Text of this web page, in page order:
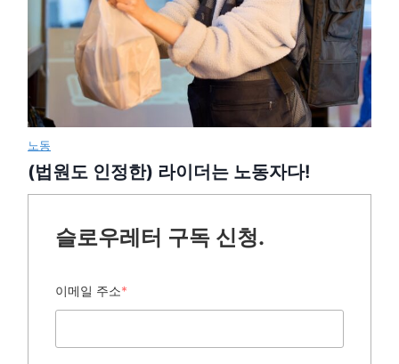
노동
(법원도 인정한) 라이더는 노동자다!
슬로우레터 구독 신청.
이메일 주소*